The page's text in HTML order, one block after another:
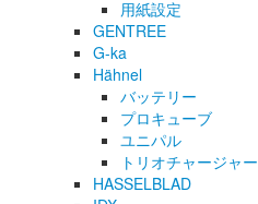
用紙設定
GENTREE
G-ka
Hähnel
バッテリー
プロキューブ
ユニパル
トリオチャージャー
HASSELBLAD